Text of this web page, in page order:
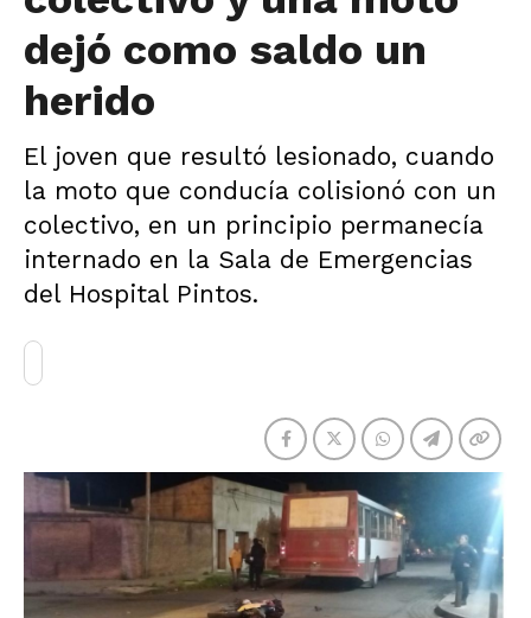
dejó como saldo un
herido
El joven que resultó lesionado, cuando
la moto que conducía colisionó con un
colectivo, en un principio permanecía
internado en la Sala de Emergencias
del Hospital Pintos.